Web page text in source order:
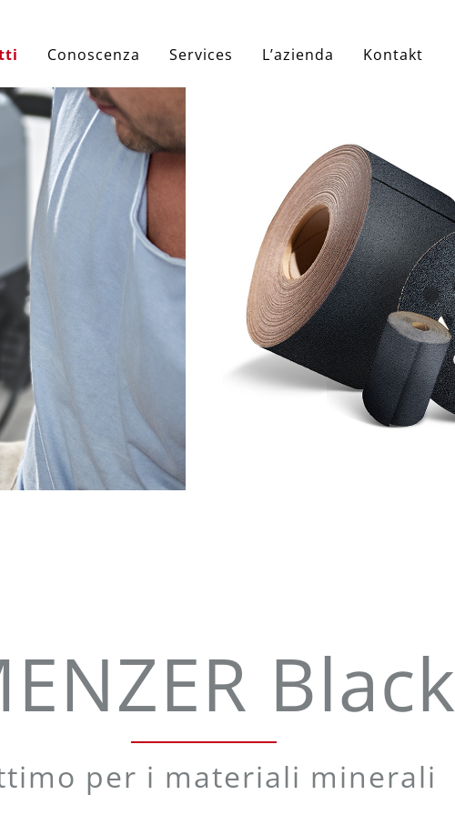
Conoscenza Services L’azienda Kontakt
Black
per i materiali minerali